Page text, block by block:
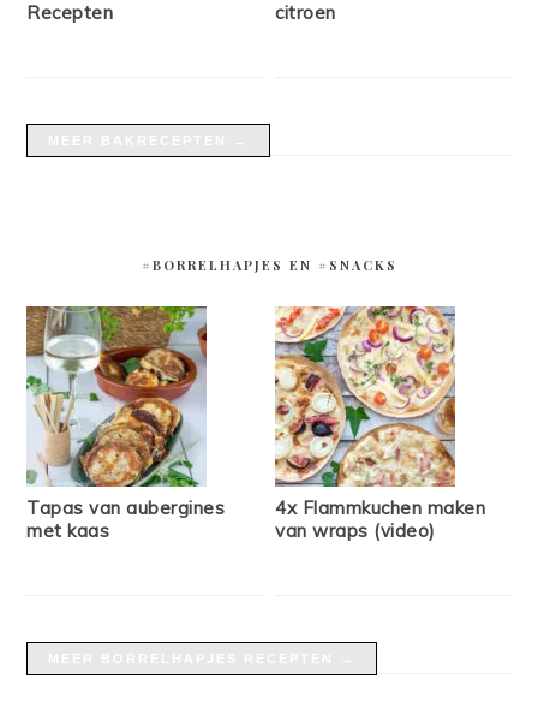
Recepten
citroen
#BORRELHAPJES EN #SNACKS
Tapas van aubergines
met kaas
4x Flammkuchen maken
van wraps (video)